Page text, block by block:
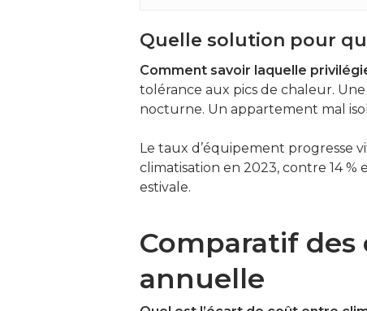
Quelle solution pour
Comment savoir laquelle
tolérance aux pics de chaleur.
nocturne. Un appartement mal
Le taux d’équipement progresse
climatisation en 2023, contre 14
estivale.
Comparatif
annuelle